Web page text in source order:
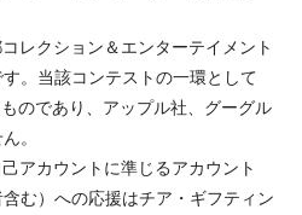
レクション＆エンターテイメント
。当該コンテストの一環として
のであり、アップル社、グーグル
。
アカウントに準じるアカウント
含む）への応援はチア・ギフティン